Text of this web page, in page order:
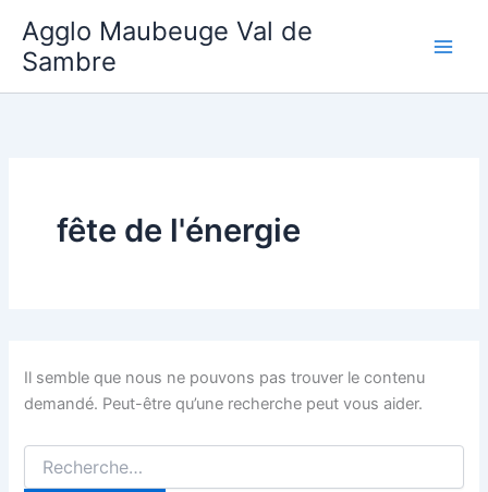
contenu
Agglo Maubeuge Val de
Sambre
fête de l'énergie
Il semble que nous ne pouvons pas trouver le contenu
demandé. Peut-être qu’une recherche peut vous aider.
Rechercher :